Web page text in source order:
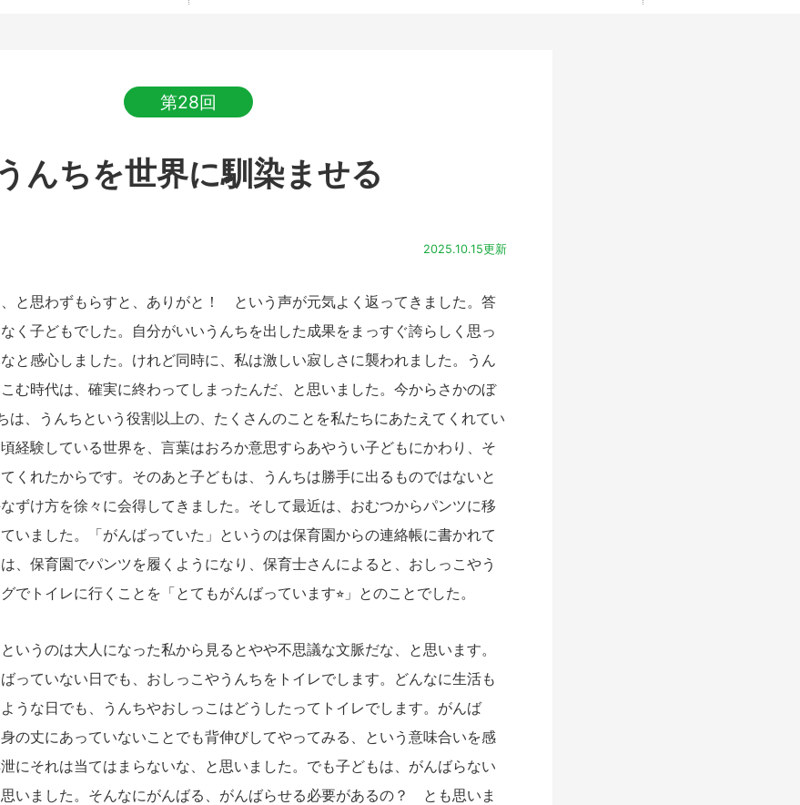
第28回
んちを世界に馴染ませる
2025.10.15更新
と思わずもらすと、ありがと！ という声が元気よく返ってきました。答
く子どもでした。自分がいいうんちを出した成果をまっすぐ誇らしく思っ
と感心しました。けれど同時に、私は激しい寂しさに襲われました。うん
む時代は、確実に終わってしまったんだ、と思いました。今からさかのぼ
は、うんちという役割以上の、たくさんのことを私たちにあたえてくれてい
経験している世界を、言葉はおろか意思すらあやうい子どもにかわり、そ
くれたからです。そのあと子どもは、うんちは勝手に出るものではないと
ずけ方を徐々に会得してきました。そして最近は、おむつからパンツに移
いました。「がんばっていた」というのは保育園からの連絡帳に書かれて
、保育園でパンツを履くようになり、保育士さんによると、おしっこやう
でトイレに行くことを「とてもがんばっています⭐︎」とのことでした。
いうのは大人になった私から見るとやや不思議な文脈だな、と思います。
っていない日でも、おしっこやうんちをトイレでします。どんなに生活も
うな日でも、うんちやおしっこはどうしたってトイレでします。がんば
の丈にあっていないことでも背伸びしてやってみる、という意味合いを感
にそれは当てはまらないな、と思いました。でも子どもは、がんばらない
いました。そんなにがんばる、がんばらせる必要があるの？ とも思いま